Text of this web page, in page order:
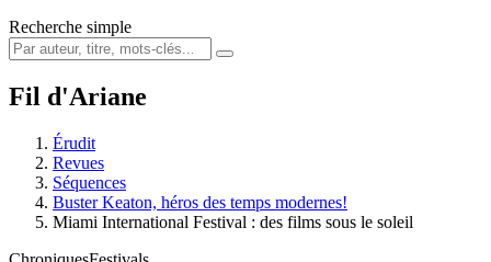
Recherche simple
Fil d'Ariane
Érudit
Revues
Séquences
Buster Keaton, héros des temps modernes!
Miami International Festival : des films sous le soleil